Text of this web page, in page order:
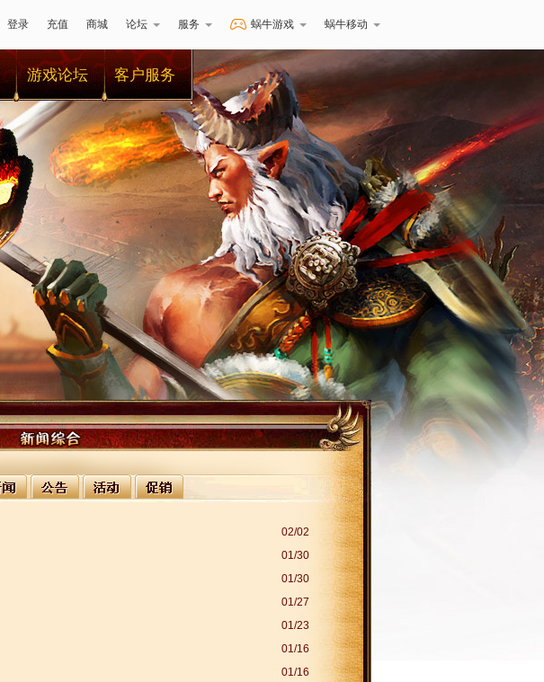
登录 充值 商城 论坛 服务 蜗牛游戏 蜗牛移动
游戏论坛 客户服务
02/02
01/30
01/30
01/27
01/23
01/16
01/16